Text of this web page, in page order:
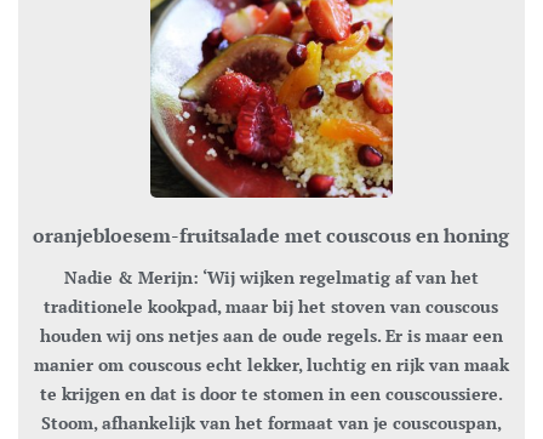
oranjebloesem-fruitsalade met couscous en honing
Nadie & Merijn: ‘Wij wijken regelmatig af van het
traditionele kookpad, maar bij het stoven van couscous
houden wij ons netjes aan de oude regels. Er is maar een
manier om couscous echt lekker, luchtig en rijk van maak
te krijgen en dat is door te stomen in een couscoussiere.
Stoom, afhankelijk van het formaat van je couscouspan,